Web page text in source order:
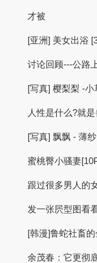
才被
[亚洲] 美女出浴
讨论回顾---公路
[写真] 樱梨梨 -小
人性是什么?就是
[写真] 飘飘 - 薄
蜜桃臀小骚妻
跟过很多男人的
发一张屄型图看
[韩漫]鲁蛇社畜的
余茂春：它更彻